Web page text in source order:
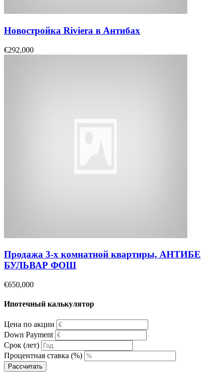
Новостройка Riviera в Антибах
€292,000
Продажа 3-х комнатной квартиры, АНТИБЕ
БУЛЬВАР ФОШ
€650,000
Ипотечный калькулятор
Цена по акции
Down Payment
Срок (лет)
Процентная ставка (%)
Рассчитать